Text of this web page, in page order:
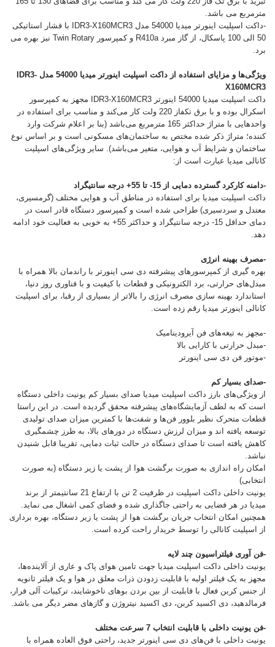
مترمربع می باشد.
-داکت اسپلیت اینورتر میدیا 54000 مدل IDR3-X160MCR3 با فشار استاتیکی
50 الی 100 پاسکال، از گاز مبرد R410a و کمپرسور Twin Rotary نیز بهره می
برد.
ویژگی‌ها و مزایای استفاده از داکت اسپلیت اینورتر میدیا 54000 مدل IDR3-
X160MCR3
داکت اسپلیت میدیا 54000 اینورتر IDR3-X160MCR3 مجهز به کمپرسور
اسکرال بوده و با برق تکفاز 220 ولت کار می‌کند و مناسب برای استفاده در
واحدهایی با متراژ حداکثر 165 مترمربع می‌باشد (بنا بر اعلام شرکت وارد
کننده؛ متراژ ذکر شده مختص به ساختمان‌های مسکونی است و بر اساس نوع
ساختمان و شرایط آب و هوایی، متغیر می‌باشد). سایر ویژگی‌های اسپلیت
کانالی میدیا عبارت است از:
-دامنه کارکرد گسترده دمایی از 15- تا 55+ درجه سانتیگراد
داکت اسپلیت میدیا برای استفاده در مناطق آب و هوایی مختلف (گرمسیری،
معتدل و سردسیری) طراحی شده است و کمپرسور دستگاه قادر است در
دمای حداقل 15- درجه سانتیگراد و حداکثر 55+ به خوبی به فعالیت خود ادامه
دهد.
-مصرف بهینه انرژی
بهره گیری از کمپرسورهای پیشرفته دی سی اینورتر با راندمان بالا همراه با
مبدل‌های حرارتی، برد الکترونیکی و قطعات با کیفیت و با فناوری روز دنیا،
استاندارد بهینه سازی مصرف انرژی را بالاتر از بسیاری از رقبا، برای اسپلیت
کانالی اینورتر میدیا رقم زده است.
-مجهز به تیغه‌های فن آیرودینامیک
-مبدل حرارتی با کارایی بالا
-موتور فن دی سی اینورتر
-صدای بسیار کم
از ویژگی‌های بارز داکت اسپلیت میدیا صدای بسیار کم یونیت داخلی دستگاه
است که به لطف آزمایشگاه‌های پیشرفته محقق گردیده است. در این راستا
قطعات متحرک نظیر بلوور فن‌ها و شفت‌ها با کمترین میزان صدای تولیدی
توسعه یافته اند و میزان لرزش دستگاه در دورهای بالا، به طرز چشمگیری
کاهش یافته است تا صدای دستگاه در حالت ثبات دمایی، تقریبا قابل شنیدن
نباشد.
امکان راه اندازی به صورت برگشت هوا از پشت یا زیر دستگاه (به صورت
انتخابی)
یونیت داخلی داکت اسپلیت در ظرفیت 2 تن با ارتفاع 21 سانتیمتر از برند
میدیا در هر فضایی به راحتی جاگذاری شده و فضای کمی اشغال می نماید.
همچنین امکان انتخاب جریان برگشت هوا از پشت یا زیر دستگاه، بهره برداری
از اسپلیت کانالی را توسط خریدار راحت کرده است.
-فن آوری فیلتراسیون چند لایه
یونیت داخلی داکت اسپلیت میدیا جهت تامین هوای پاک و عاری از آلاینده‌ها،
مجهز به یک فیلتر اولیه با قابلیت زدودن ذرات معلق در هوا و یک فیلتر ثانویه
از جنس کربن فعال با قابلیت از بین بردن بوهای ناخوشایند، ترکیبات آلی فرار،
فرمالدهید، دی اکسید کربن، دی اکسید نیتروژن و گازهای مضر دیگر می باشد.
-فن یونیت داخلی با قابلیت انتخاب 7 سرعت مختلف
یونیت داخلی با فن‌های دی سی اینورتر جدید، راحتی فوق العاده همراه با